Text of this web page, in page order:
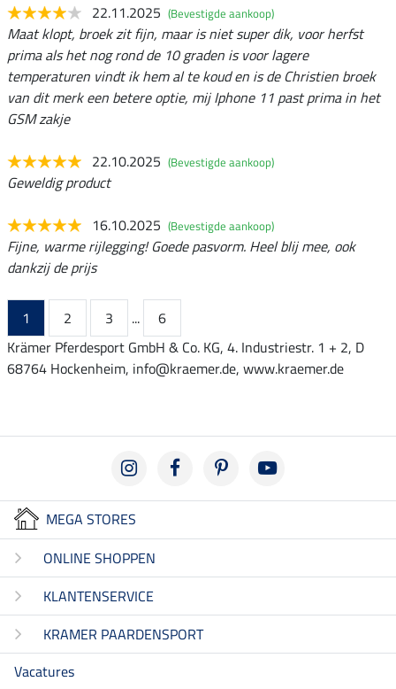
22.11.2025 (Bevestigde aankoop)
Maat klopt, broek zit fijn, maar is niet super dik, voor herfst
prima als het nog rond de 10 graden is voor lagere
temperaturen vindt ik hem al te koud en is de Christien broek
van dit merk een betere optie, mij Iphone 11 past prima in het
GSM zakje
22.10.2025 (Bevestigde aankoop)
Geweldig product
16.10.2025 (Bevestigde aankoop)
Fijne, warme rijlegging! Goede pasvorm. Heel blij mee, ook
dankzij de prijs
1 2 3 ...
6
Krämer Pferdesport GmbH & Co. KG, 4. Industriestr. 1 + 2, D
68764 Hockenheim, info@kraemer.de, www.kraemer.de
MEGA STORES
ONLINE SHOPPEN
KLANTENSERVICE
KRAMER PAARDENSPORT
Vacatures